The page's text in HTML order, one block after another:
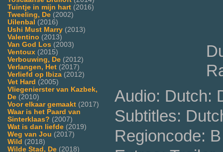
Tuintje in mijn hart (2016)
Tweeling, De (2002)
Uilenbal (2016)
Ushi Must Marry (2013)
Valentino (2013)
Van God Los (2003)
Ventoux (2015)
Verbouwing, De (2012)
Verlangen, Het (2017)
Verliefd op Ibiza (2012)
Vet Hard (2005)
Vliegenierster van Kazbek,
De (2010)
Voor elkaar gemaakt (2017)
Waar is het Paard van
Sinterklaas? (2007)
Wat is dan liefde (2019)
Weg van Jou (2017)
Wild (2018)
Wilde Stad, De (2018)
Audio: Dutch:
Subtitles:
Regioncode: